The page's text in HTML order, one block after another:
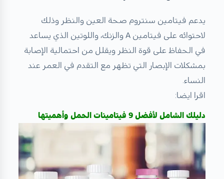
يدعم فيتامين سنتروم صحة العين والنظر وذلك
لاحتوائه على فيتامين A والزنك، واللوتين الذي يساعد
في الحفاظ على قوة النظر ويقلل من احتمالية الإصابة
بمشكلات الإبصار التي تظهر مع التقدم في العمر عند
النساء.
اقرا ايضا:
دليلك الشامل لأفضل 9 فيتامينات الحمل وأهميتها